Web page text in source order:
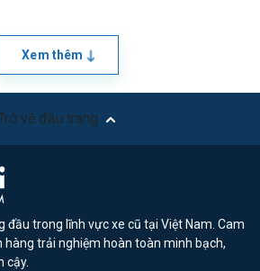
Xem thêm
về đầu trang
đầu trong lĩnh vực xe cũ tại Việt Nam. Cam
hàng trải nghiệm hoàn toàn minh bạch,
cậy.